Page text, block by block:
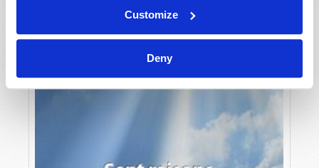
Customize
Deny